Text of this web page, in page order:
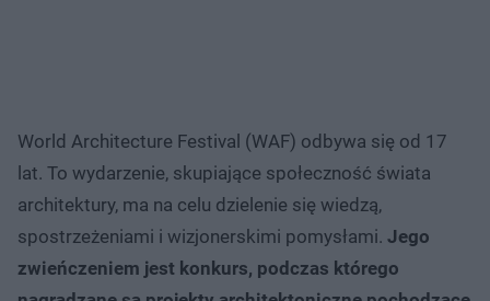
World Architecture Festival (WAF) odbywa się od 17
lat. To wydarzenie, skupiające społeczność świata
architektury, ma na celu dzielenie się wiedzą,
spostrzeżeniami i wizjonerskimi pomysłami. Jego
zwieńczeniem jest konkurs, podczas którego